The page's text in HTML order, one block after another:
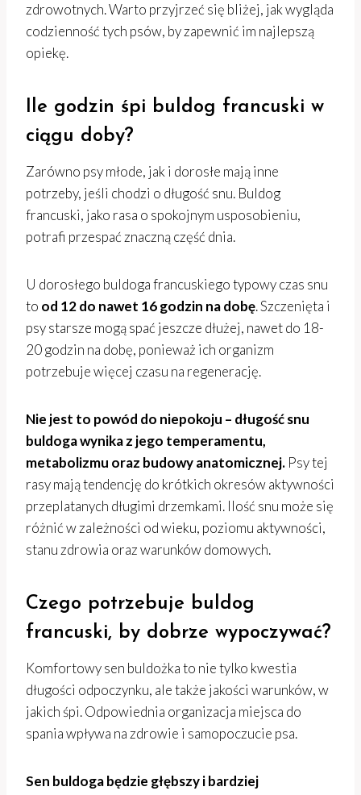
zdrowotnych. Warto przyjrzeć się bliżej, jak wygląda
codzienność tych psów, by zapewnić im najlepszą
opiekę.
Ile godzin śpi buldog francuski w
ciągu doby?
Zarówno psy młode, jak i dorosłe mają inne
potrzeby, jeśli chodzi o długość snu. Buldog
francuski, jako rasa o spokojnym usposobieniu,
potrafi przespać znaczną część dnia.
U dorosłego buldoga francuskiego typowy czas snu
to od 12 do nawet 16 godzin na dobę. Szczenięta i
psy starsze mogą spać jeszcze dłużej, nawet do 18-
20 godzin na dobę, ponieważ ich organizm
potrzebuje więcej czasu na regenerację.
Nie jest to powód do niepokoju – długość snu
buldoga wynika z jego temperamentu,
metabolizmu oraz budowy anatomicznej. Psy tej
rasy mają tendencję do krótkich okresów aktywności
przeplatanych długimi drzemkami. Ilość snu może się
różnić w zależności od wieku, poziomu aktywności,
stanu zdrowia oraz warunków domowych.
Czego potrzebuje buldog
francuski, by dobrze wypoczywać?
Komfortowy sen buldożka to nie tylko kwestia
długości odpoczynku, ale także jakości warunków, w
jakich śpi. Odpowiednia organizacja miejsca do
spania wpływa na zdrowie i samopoczucie psa.
Sen buldoga będzie głębszy i bardziej